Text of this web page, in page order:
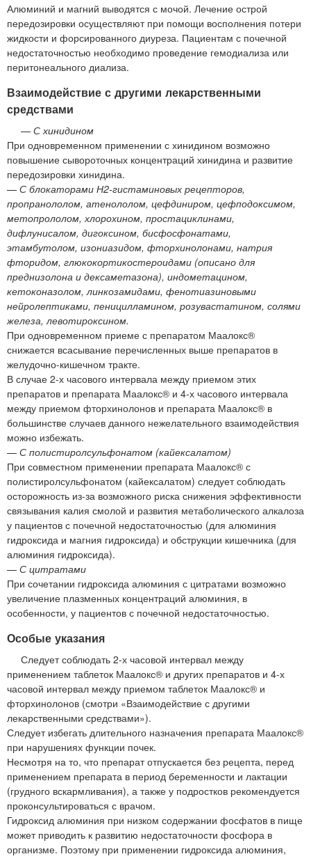
Алюминий и магний выводятся с мочой. Лечение острой
передозировки осуществляют при помощи восполнения потери
жидкости и форсированного диуреза. Пациентам с почечной
недостаточностью необходимо проведение гемодиализа или
перитонеального диализа.
Взаимодействие с другими лекарственными
средствами
— С хинидином
При одновременном применении с хинидином возможно
повышение сывороточных концентраций хинидина и развитие
передозировки хинидина.
— С блокаторами Н2-гистаминовых рецепторов,
пропранололом, атенололом, цефдиниром, цефподоксимом,
метопрололом, хлорохином, простациклинами,
дифлунисалом, дигоксином, бисфосфонатами,
этамбутолом, изониазидом, фторхинолонами, натрия
фторидом, глюкокортикостероидами (описано для
преднизолона и дексаметазона), индометацином,
кетоконазолом, линкозамидами, фенотиазиновыми
нейролептиками, пеницилламином, розувастатином, солями
железа, левотироксином.
При одновременном приеме с препаратом Маалокс®
снижается всасывание перечисленных выше препаратов в
желудочно-кишечном тракте.
В случае 2-х часового интервала между приемом этих
препаратов и препарата Маалокс® и 4-х часового интервала
между приемом фторхинолонов и препарата Маалокс® в
большинстве случаев данного нежелательного взаимодействия
можно избежать.
— С полистиролсульфонатом (кайексалатом)
При совместном применении препарата Маалокс® с
полистиролсульфонатом (кайексалатом) следует соблюдать
осторожность из-за возможного риска снижения эффективности
связывания калия смолой и развития метаболического алкалоза
у пациентов с почечной недостаточностью (для алюминия
гидроксида и магния гидроксида) и обструкции кишечника (для
алюминия гидроксида).
— С цитратами
При сочетании гидроксида алюминия с цитратами возможно
увеличение плазменных концентраций алюминия, в
особенности, у пациентов с почечной недостаточностью.
Особые указания
Следует соблюдать 2-х часовой интервал между
применением таблеток Маалокс® и других препаратов и 4-х
часовой интервал между приемом таблеток Маалокс® и
фторхинолонов (смотри «Взаимодействие с другими
лекарственными средствами»).
Следует избегать длительного назначения препарата Маалокс®
при нарушениях функции почек.
Несмотря на то, что препарат отпускается без рецепта, перед
применением препарата в период беременности и лактации
(грудного вскармливания), а также у подростков рекомендуется
проконсультироваться с врачом.
Гидроксид алюминия при низком содержании фосфатов в пище
может приводить к развитию недостаточности фосфора в
организме. Поэтому при применении гидроксида алюминия,